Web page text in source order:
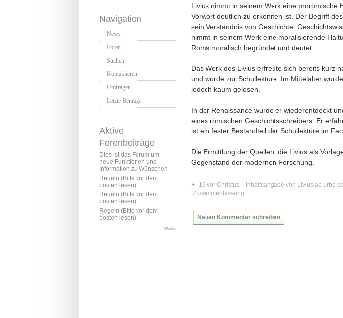
Navigation
News
Foren
Suchen
Kontaktieren
Umfragen
Letzte Beiträge
Aktive
Forenbeiträge
Dies ist das Forum um
neue Funktionen und
Information zu Wünschen
Regeln (Bitte vor dem
posten lesen)
Regeln (Bitte vor dem
posten lesen)
Regeln (Bitte vor dem
posten lesen)
Weiter
Livius nimmt in seinem Werk eine prorömische
Vorwort deutlich zu erkennen ist. Der Begriff
sein Verständnis von Geschichte.
nimmt in seinem Werk eine moralisierende
Roms moralisch begründet und deutet.
Das Werk des Livius erfreute sich bereits kurz
und wurde zur Schullektüre. Im Mittelalter
jedoch kaum gelesen.
In der Renaissance wurde er wiederentdeckt
eines römischen Geschichtsschreibers. Er
ist ein fester Bestandteil der Schullektüre im
Die Ermittlung der Quellen, die Livius als
Gegenstand der modernen Forschung.
+ 19 vor Christus Inhaltsangabe von Livius ab urbe
Zusammenfassung
Neuen Kommentar schreiben